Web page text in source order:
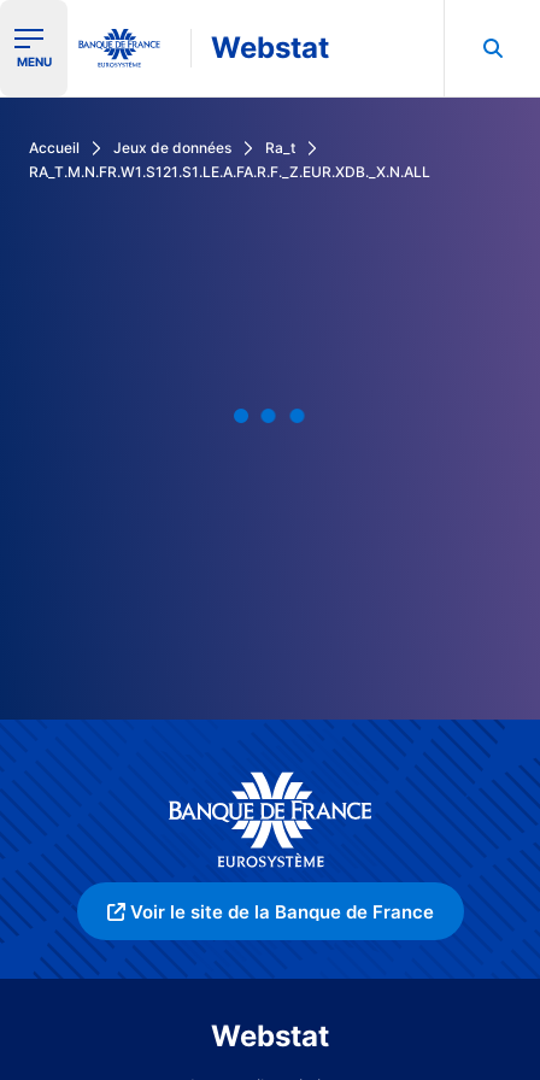
Ouvrir le menu de navigation
MENU Webstat
Accueil Jeux de données
Ra_t
RA_T.M.N.FR.W1.S121.S1.LE.A.FA.R.F._Z.EUR.XDB._X.N.ALL
Voir le site de la Banque de France
Webstat